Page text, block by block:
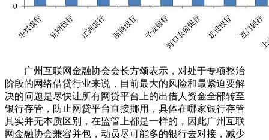
广州互联网金融协会会长方颂表示，对处于专项整治
阶段的网络借贷行业来说，目前最大的风险和最紧迫要解
决的问题是尽快让所有网贷平台上的出借人资金全部转至
银行存管，防止网贷平台直接挪用，具体在哪家银行存管
其实并无本质区别，在监管上都是一样的，因此广州互联
网金融协会兼容并包，动员尽可能多的银行去对接，减少